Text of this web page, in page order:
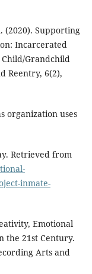
(2020). Supporting
Incarcerated
Grandchild
Reentry, 6(2),
organization uses
Retrieved from
inmate-
Emotional
the 21st Century.
Arts and